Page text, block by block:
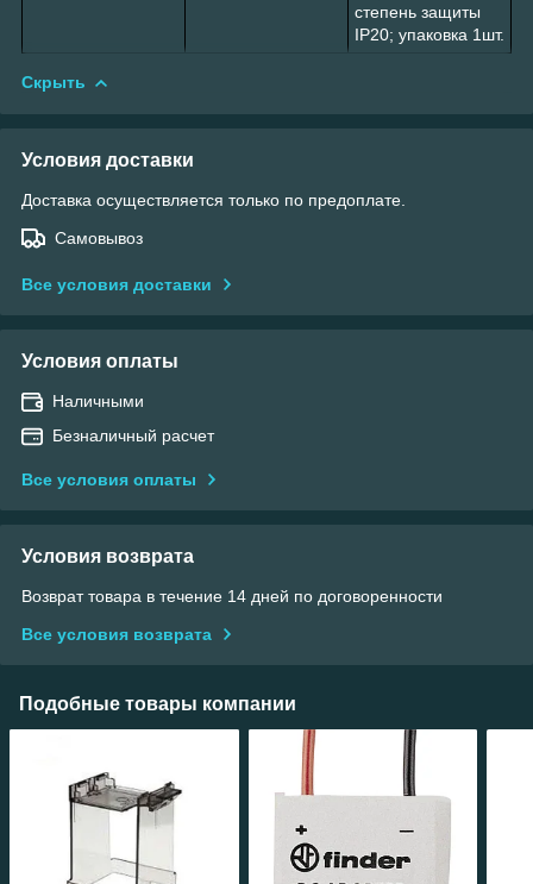
степень защиты
IP20; упаковка 1шт.
Скрыть
Условия доставки
Доставка осуществляется только по предоплате.
Самовывоз
Все условия доставки
Условия оплаты
Наличными
Безналичный расчет
Все условия оплаты
Условия возврата
Возврат товара в течение 14 дней по договоренности
Все условия возврата
Подобные товары компании